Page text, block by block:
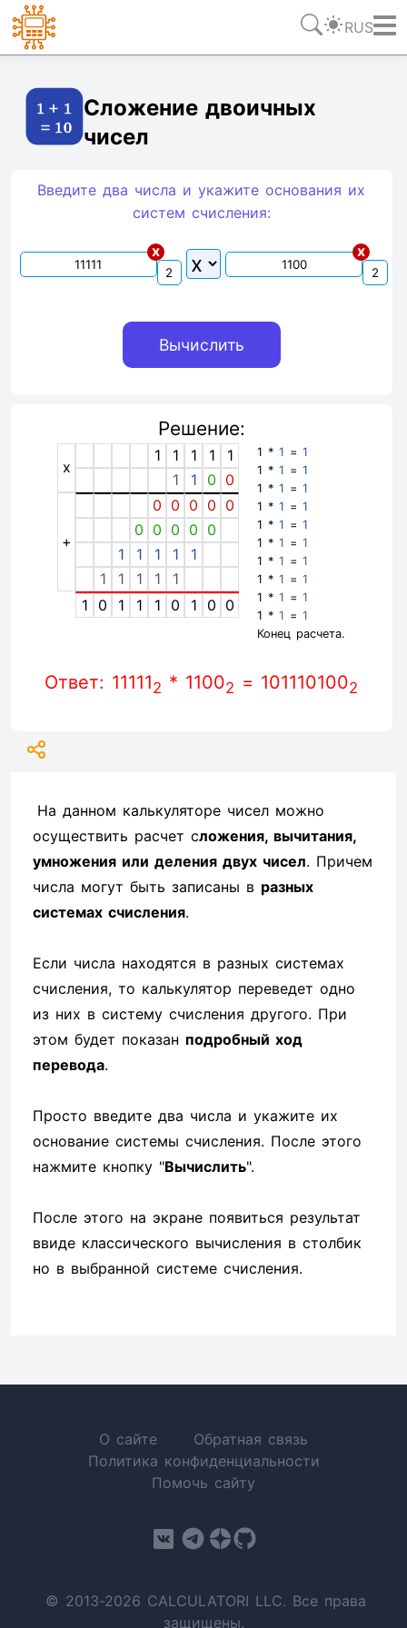
RUS
Сложение двоичных
чисел
Введите два числа и укажите основания их
систем счиcления:
x x
Решение:
x
1 1 1 1
1
1
1 0 0
+
0 0 0 0 0
0 0 0 0 0
1
1 1 1
1
1
1 1 1
1
1
0 1 1 1 0 1 0 0
1 *1 =1
1 *1 =1
1 *1 =1
1 *1 =1
1 *1 =1
1 *1 =1
1 *1 =1
1 *1 =1
1 *1 =1
1 *1 =1
Конец расчета.
Ответ: 111112 * 11002 = 1011101002
На данном калькуляторе чисел можно
осуществить расчет сложения, вычитания,
умножения или деления двух чисел. Причем
числа могут быть записаны в разных
системах счисления.
Если числа находятся в разных системах
счисления, то калькулятор переведет одно
из них в систему счисления другого. При
этом будет показан подробный ход
перевода.
Просто введите два числа и укажите их
основание системы счисления. После этого
нажмите кнопку "Вычислить".
После этого на экране появиться результат
ввиде классического вычисления в столбик
но в выбранной системе счисления.
О сайте
Обратная связь
Политика конфиденциальности
Помочь сайту
© 2013-2026 CALCULATORI LLC. Все права
защищены.